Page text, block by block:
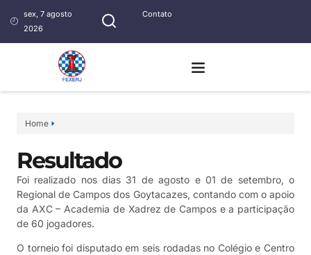
sex, 7 agosto
2026
Contato
Home
Resultado
Foi realizado nos dias 31 de agosto e 01 de setembro, o
Regional de Campos dos Goytacazes, contando com o apoio
da AXC – Academia de Xadrez de Campos e a participação
de 60 jogadores.
O torneio foi disputado em seis rodadas no Colégio e Centro